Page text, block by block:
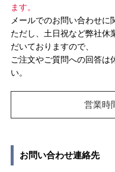
ます。
メールでのお問い合わせに
ただし、土日祝など弊社休
だいておりますので、
ご注文やご質問への回答は
い。
営業時
お問い合わせ連絡先